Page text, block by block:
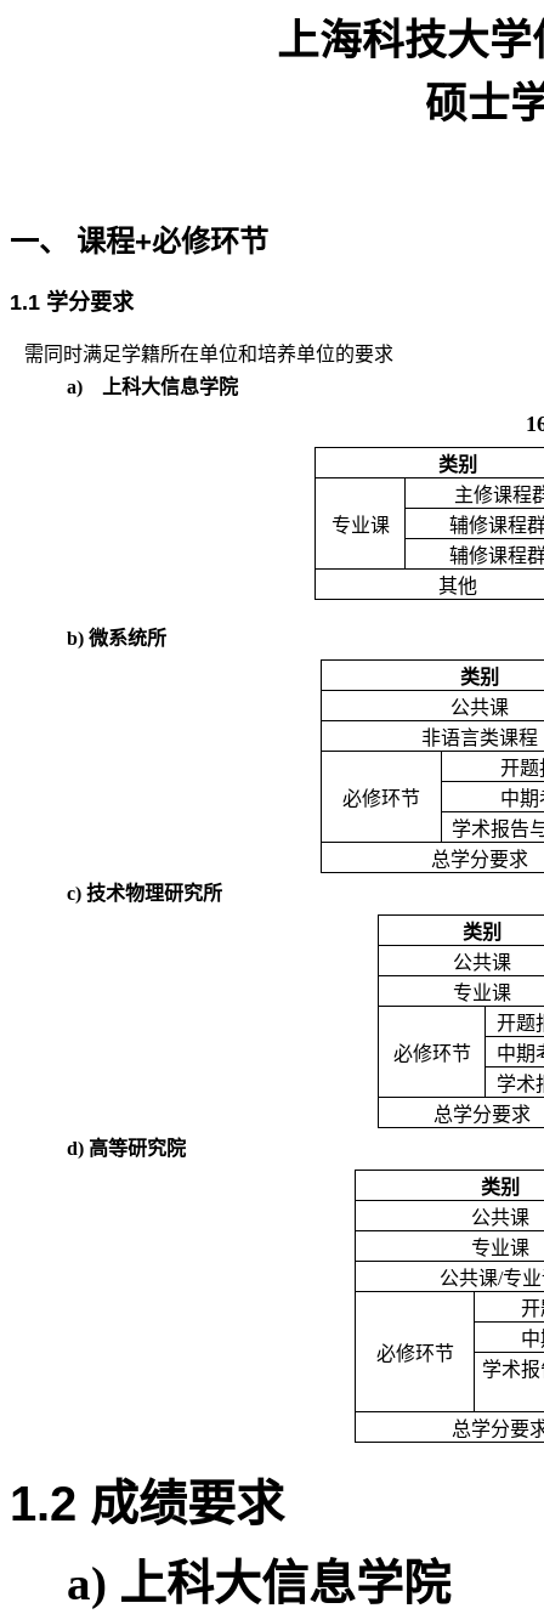
上海科技大
硕士
一、 课程+必修环节
1.1 学分要求
需同时满足学籍所在单位和培养单位的要求
a)
上科大信息学院
类别
专业课
主修课程
辅修课程
辅修课程
其他
b)微系统所
类别
公共课
非语言类课程
必修环节
开题
中期
学术报告
总学分要求
c)技术物理研究所
类别
公共课
专业课
必修环节
开题
中期
学术
总学分要求
d) 高等研究院
类别
公共课
专业课
公共课/专
必修环节
开
学术
总学分要
1.2 成绩要求
a) 上科大信息学院